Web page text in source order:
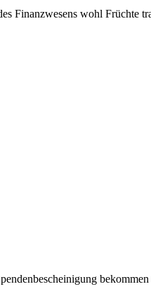
Finanzwesens wohl Früchte